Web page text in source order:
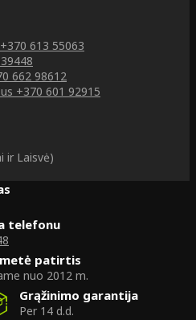
+370 613 55063
662 98612
+370 601 92915
ir Laisvė)
telefonu
patirtis
nuo 2012 m.
Grąžinimo garantija
Per 14 d.d.